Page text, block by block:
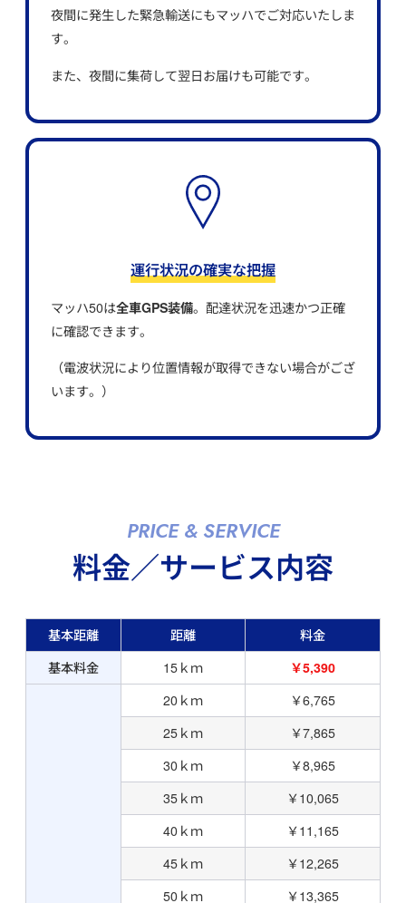
夜間に発生した緊急輸送にもマッハでご対応いたしま
す。
また、夜間に集荷して翌日お届けも可能です。
運行状況の確実な把握
マッハ50は全車GPS装備。配達状況を迅速かつ正確
に確認できます。
（電波状況により位置情報が取得できない場合がござ
います。）
PRICE & SERVICE
料金／サービス内容
基本距離 距離
料金
基本料金
15ｋｍ
￥5,390
20ｋｍ
￥6,765
25ｋｍ
￥7,865
30ｋｍ
￥8,965
35ｋｍ
￥10,065
40ｋｍ
￥11,165
45ｋｍ
￥12,265
50ｋｍ
￥13,365